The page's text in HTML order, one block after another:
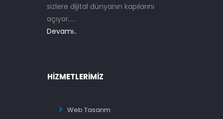
sizlere dijital dünyanın kapılarını
açıyor.....
Devamı..
HIZMETLERIMIZ
Web Tasarım